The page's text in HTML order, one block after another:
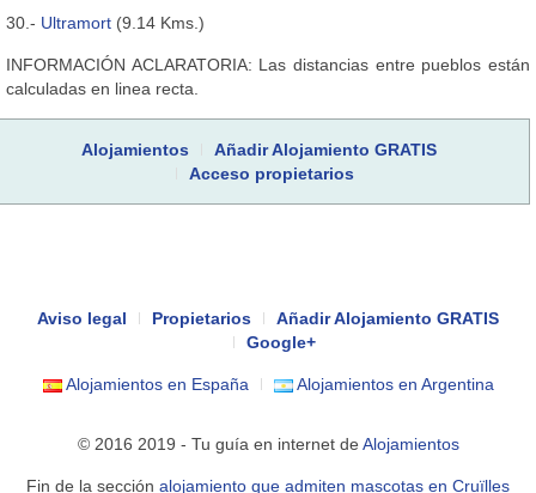
30.- Ultramort (9.14 Kms.)
INFORMACIÓN ACLARATORIA: Las distancias entre pueblos están
calculadas en linea recta.
Alojamientos
Añadir Alojamiento GRATIS
Acceso propietarios
Aviso legal Propietarios
Añadir Alojamiento GRATIS
Google+
Alojamientos en España Alojamientos en Argentina
© 2016 2019 - Tu guía en internet de Alojamientos
Fin de la sección alojamiento que admiten mascotas en Cruïlles